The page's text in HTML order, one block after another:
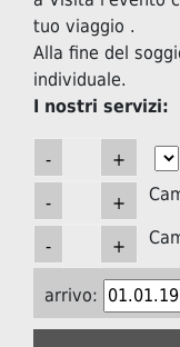
tuo viaggio .
Alla fine del
individuale.
I nostri servizi:
arrivo: